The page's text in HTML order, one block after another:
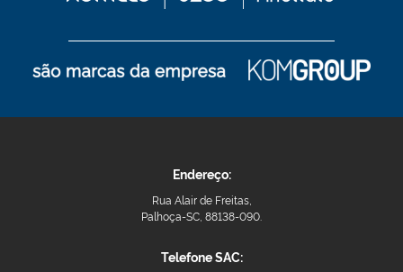
Endereço:
Rua Alair de Freitas,
Palhoça-SC, 88138-090.
Telefone SAC: